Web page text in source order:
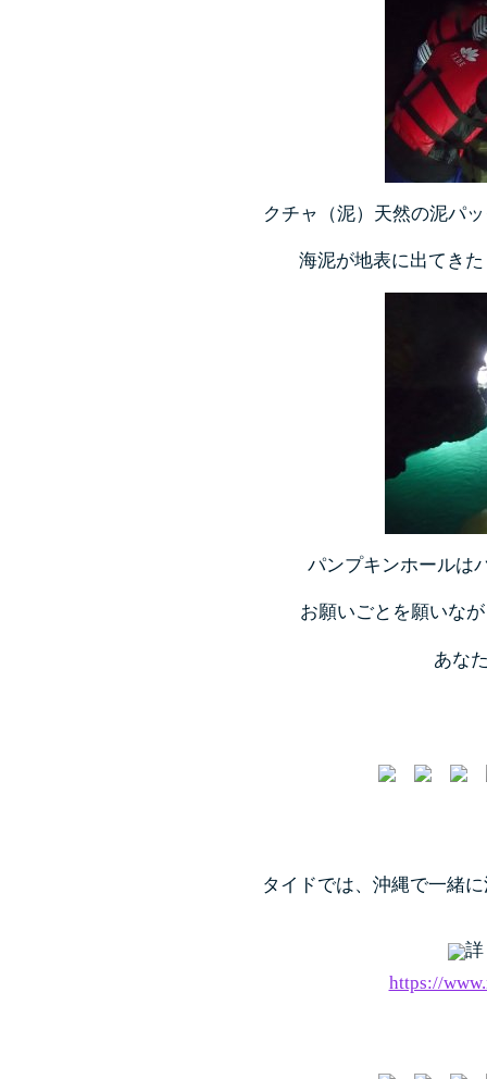
クチャ（泥）天然の泥パ
海泥が地表に出てき
パンプキンホールは
お願いごとを願いな
あな
タイドでは、 沖縄で一緒
詳
https://